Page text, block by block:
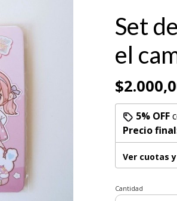
Set
el
5% OFF
Precio
Ver cuotas
Cantidad